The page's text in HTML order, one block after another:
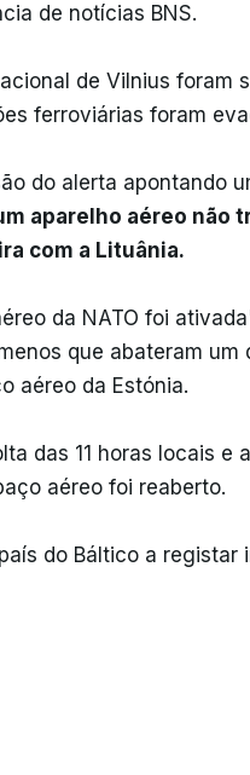
de notícias BNS.
de Vilnius foram
ferroviárias foram
do alerta apontando
aparelho aéreo não
com a Lituânia.
da NATO foi
que abateram
aéreo da Estónia.
das 11 horas locais e
aéreo foi reaberto.
do Báltico a registar